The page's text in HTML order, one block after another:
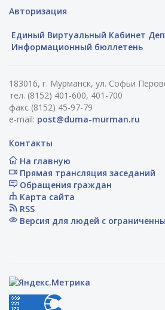
Авторизация
Единый Виртуальный Кабинет
Информационный бюллетень
183016, г. Мурманск, ул. Софьи
тел. (8152) 401-600, 401-700
факс (8152) 45-97-79
e-mail: post@duma-murman.ru
Контакты
На главную
Прямая трансляция заседаний
Обращения граждан
Карта сайта
RSS
Версия для людей с